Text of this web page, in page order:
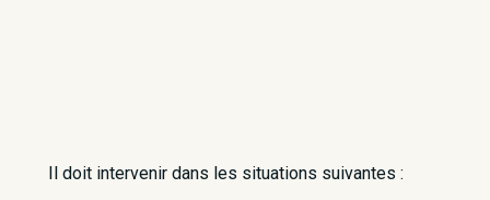
​ Il doit intervenir dans les situations suivantes :